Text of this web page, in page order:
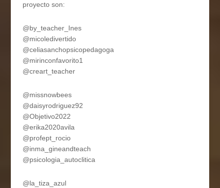
proyecto son:
@by_teacher_Ines
@micoledivertido
@celiasanchopsicopedagoga
@mirinconfavorito1
@creart_teacher
@missnowbees
@daisyrodriguez92
@Objetivo2022
@erika2020avila
@profept_rocio
@inma_gineandteach
@psicologia_autoclitica
@la_tiza_azul